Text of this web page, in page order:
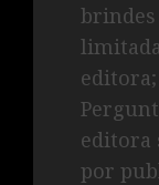
editora;
editora
por